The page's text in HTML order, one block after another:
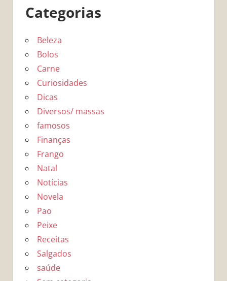
Categorias
Beleza
Bolos
Carne
Curiosidades
Dicas
Diversos/ massas
famosos
Finanças
Frango
Natal
Notícias
Novela
Pao
Peixe
Receitas
Salgados
saúde